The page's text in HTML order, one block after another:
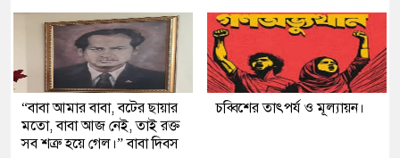
“বাবা আমার বাবা, বটের ছায়ার
মতো, বাবা আজ নেই, তাই রক্ত
সব শত্রু হয়ে গেল।” বাবা দিবস
চব্বিশের তাৎপর্য ও মূল্যায়ন।